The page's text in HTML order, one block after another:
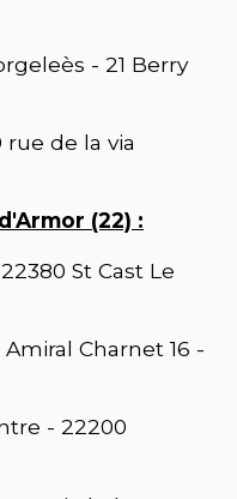
- 21 Berry
de la via
(22) :
St Cast Le
Charnet 16 -
- 22200